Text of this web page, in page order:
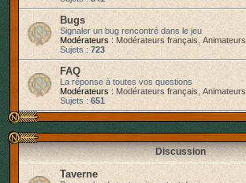
Bugs
Signaler un bug rencontré dans le jeu
Modérateurs : Modérateurs français Animateurs
Sujets : 723
FAQ
La réponse à toutes vos questions
Modérateurs : Modérateurs français Animateurs
Sujets : 651
Discussion
Taverne